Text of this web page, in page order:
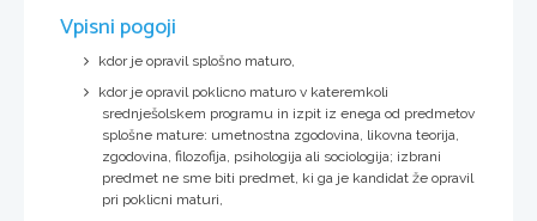
Vpisni pogoji
kdor je opravil splošno maturo,
kdor je opravil poklicno maturo v kateremkoli
srednješolskem programu in izpit iz enega od predmetov
splošne mature: umetnostna zgodovina, likovna teorija,
zgodovina, filozofija, psihologija ali sociologija; izbrani
predmet ne sme biti predmet, ki ga je kandidat že opravil
pri poklicni maturi,